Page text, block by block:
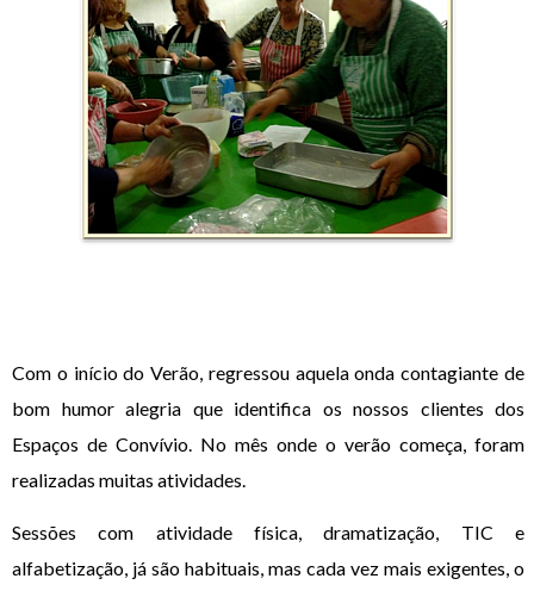
Com o início do Verão, regressou aquela onda contagiante de
bom humor alegria que identifica os nossos clientes dos
Espaços de Convívio. No mês onde o verão começa, foram
realizadas muitas atividades.
Sessões com atividade física, dramatização, TIC e
alfabetização, já são habituais, mas cada vez mais exigentes, o